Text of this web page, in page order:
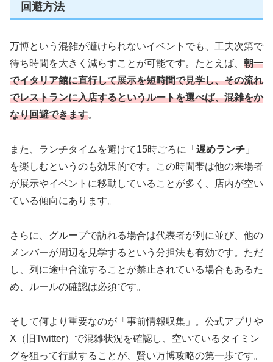
回避方法
万博という混雑が避けられないイベントでも、工夫次第で
待ち時間を大きく減らすことが可能です。たとえば、 朝一
でイタリア館に直行して展示を短時間で見学し、その流れ
でレストランに入店するというルートを選べば、混雑をか
なり回避できます。
また、ランチタイムを避けて15時ごろに「 遅めランチ 」
を楽しむというのも効果的です。この時間帯は他の来場者
が展示やイベントに移動していることが多く、店内が空い
ている傾向にあります。
さらに、グループで訪れる場合は代表者が列に並び、他の
メンバーが周辺を見学するという分担法も有効です。ただ
し、列に途中合流することが禁止されている場合もあるた
め、ルールの確認は必須です。
そして何より重要なのが「事前情報収集」。公式アプリや
X（旧Twitter）で混雑状況を確認し、空いているタイミン
グを狙って行動することが、賢い万博攻略の第一歩です。